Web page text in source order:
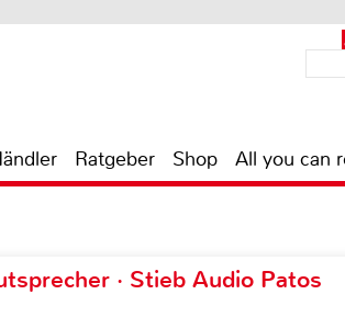
Ratgeber Shop All you can
· Stieb Audio Patos